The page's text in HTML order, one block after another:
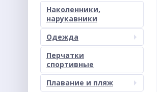
Наколенники,
нарукавники
Одежда
Перчатки
спортивные
Плавание и пляж